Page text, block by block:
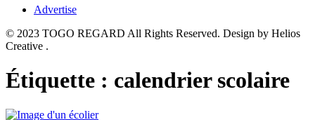
Advertise
© 2023 TOGO REGARD All Rights Reserved. Design by Helios
Creative .
Étiquette : calendrier scolaire